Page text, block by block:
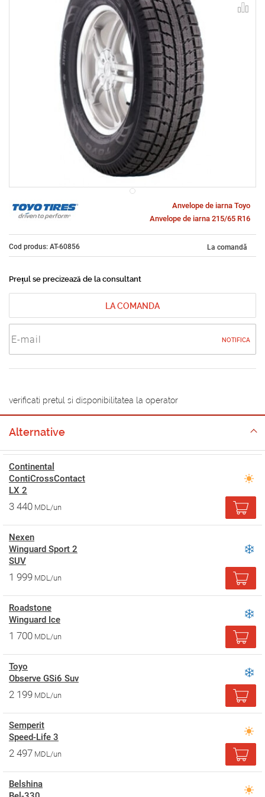
Anvelope de iarna Toyo
Anvelope de iarna 215/65 R16
Cod produs: AT-60856 La comandă
Prețul se precizează de la consultant
LA COMANDA
NOTIFICA
verificati pretul si disponibilitatea la operator
Alternative
Continental
ContiCrossContact
LX 2
3 440 MDL/un
Nexen
Winguard Sport 2
SUV
1 999 MDL/un
Roadstone
Winguard Ice
1 700 MDL/un
Toyo
Observe GSi6 Suv
2 199 MDL/un
Semperit
Speed-Life 3
2 497 MDL/un
Belshina